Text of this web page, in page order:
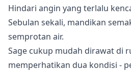
Hindari angin yang terlalu
Sebulan sekali, mandikan
semprotan air.
Sage cukup mudah dirawat di
memperhatikan dua kondisi -